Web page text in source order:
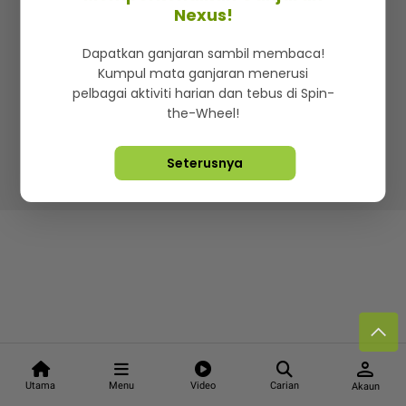
Utama Menu Video Carian
person
Akaun
Iklan di SMG360
Terma & Syarat Dasar Privasi
Lebih hot, viral dan sensasi
Hakcipta Terpelihara ©2026. Star Media Group Berhad
Nexus!
Dapatkan ganjaran sambil membaca!
Kumpul mata ganjaran menerusi
pelbagai aktiviti harian dan tebus di Spin-
the-Wheel!
Seterusnya